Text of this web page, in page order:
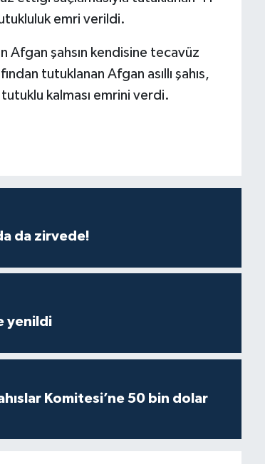
emri verildi.
Afgan şahsın kendisine tecavüz
tutuklanan Afgan asıllı şahıs,
kalması emrini verdi.
da zirvede!
yenildi
Komitesi’ne 50 bin dolar